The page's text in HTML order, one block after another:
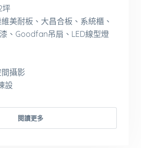
坪
美耐板、大昌合板、系統櫃、
、Goodfan吊扇、LED線型燈
攝影
設
閱讀更多